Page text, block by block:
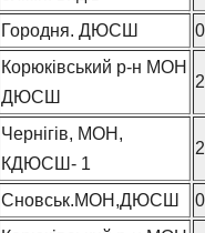
Городня. ДЮСШ
Корюківський р-н МОН
ДЮСШ
Чернігів, МОН,
КДЮСШ- 1
Сновськ.МОН,ДЮСШ